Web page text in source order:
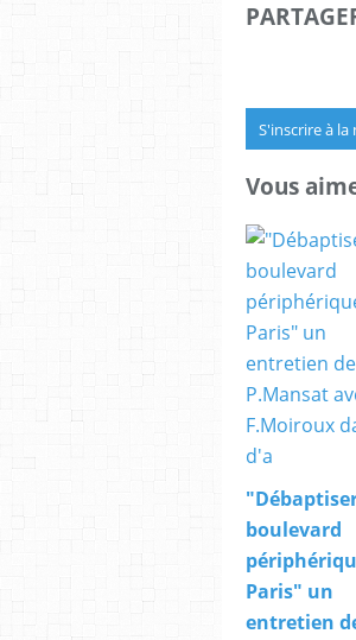
S'inscrire à
Vous
boulevard
Paris" un
entretien